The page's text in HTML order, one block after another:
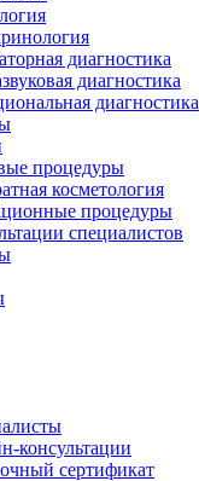
диагностика
диагностика
диагностика
процедуры
косметология
процедуры
специалистов
консультации
сертификат